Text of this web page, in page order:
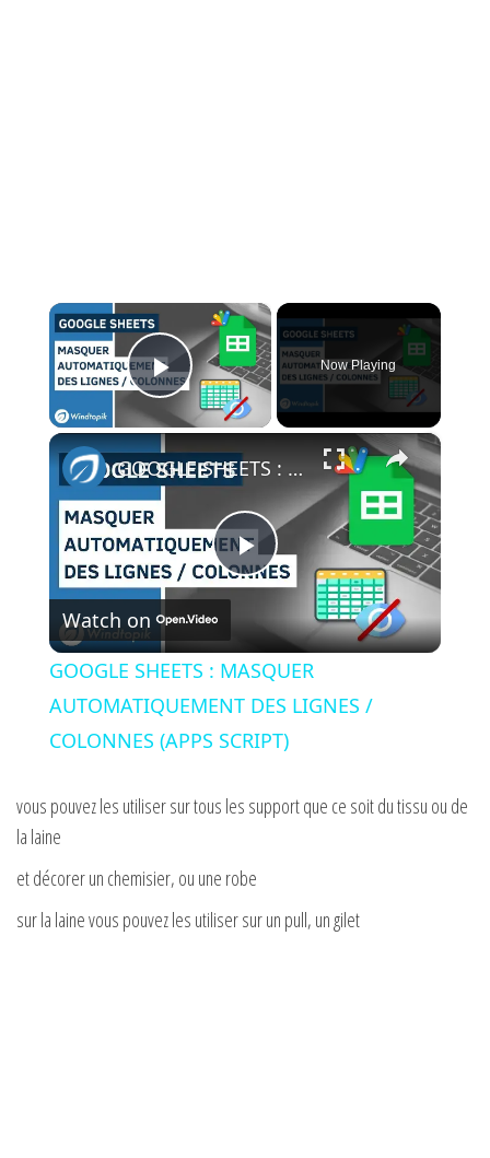
×
Play Video
Now Playing
×
P
l
a
GOOGLE SHEETS : MASQUER AUTOMATIQUEMENT DES LIGNES / COLONNES (APPS SCRIPT)
Watch on
GOOGLE SHEETS : MASQUER
AUTOMATIQUEMENT DES LIGNES /
COLONNES (APPS SCRIPT)
vous pouvez les utiliser sur tous les support que ce soit du tissu ou de
la laine
et décorer un chemisier, ou une robe
sur la laine vous pouvez les utiliser sur un pull, un gilet